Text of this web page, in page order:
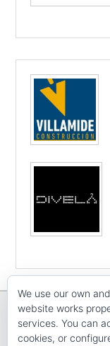
We use our own
website works
services. You can
cookies, or